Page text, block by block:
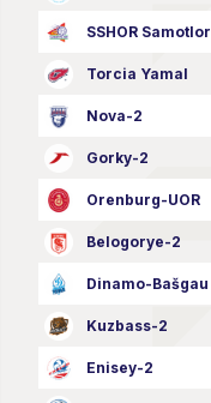
SSHOR Samotlor
Torcia Yamal
Nova-2
Gorky-2
Orenburg-UOR
Belogorye-2
Dinamo-Bašgau
Kuzbass-2
Enisey-2